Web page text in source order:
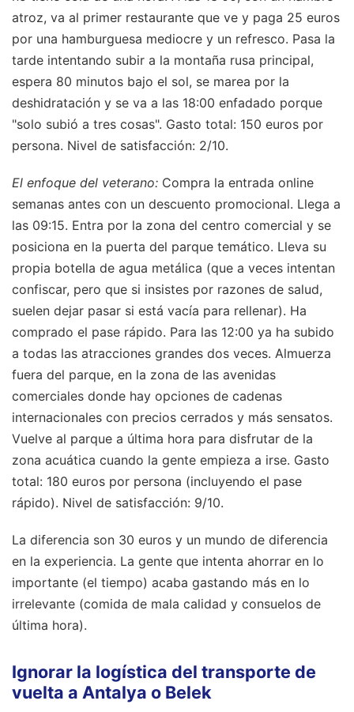
atroz, va al primer restaurante que ve y paga 25 euros
por una hamburguesa mediocre y un refresco. Pasa la
tarde intentando subir a la montaña rusa principal,
espera 80 minutos bajo el sol, se marea por la
deshidratación y se va a las 18:00 enfadado porque
"solo subió a tres cosas". Gasto total: 150 euros por
persona. Nivel de satisfacción: 2/10.
El enfoque del veterano: Compra la entrada online
semanas antes con un descuento promocional. Llega a
las 09:15. Entra por la zona del centro comercial y se
posiciona en la puerta del parque temático. Lleva su
propia botella de agua metálica (que a veces intentan
confiscar, pero que si insistes por razones de salud,
suelen dejar pasar si está vacía para rellenar). Ha
comprado el pase rápido. Para las 12:00 ya ha subido
a todas las atracciones grandes dos veces. Almuerza
fuera del parque, en la zona de las avenidas
comerciales donde hay opciones de cadenas
internacionales con precios cerrados y más sensatos.
Vuelve al parque a última hora para disfrutar de la
zona acuática cuando la gente empieza a irse. Gasto
total: 180 euros por persona (incluyendo el pase
rápido). Nivel de satisfacción: 9/10.
La diferencia son 30 euros y un mundo de diferencia
en la experiencia. La gente que intenta ahorrar en lo
importante (el tiempo) acaba gastando más en lo
irrelevante (comida de mala calidad y consuelos de
última hora).
Ignorar la logística del transporte de
vuelta a Antalya o Belek